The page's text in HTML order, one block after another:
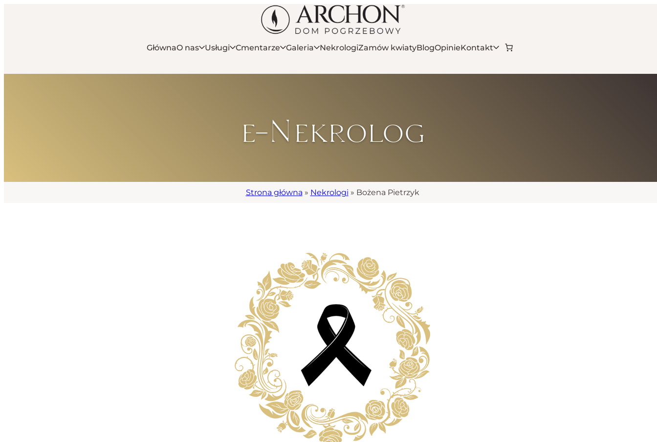
GłównaO nas Usługi Cmentarze Galeria NekrologiZamów kwiatyBlogOpinieKontakt
e-Nekrolog
Strona główna » Nekrologi » Bożena Pietrzyk